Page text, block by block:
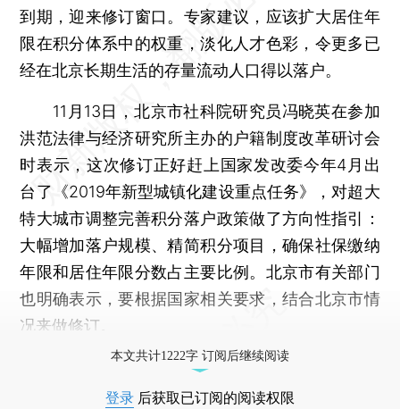
到期，迎来修订窗口。专家建议，应该扩大居住年
限在积分体系中的权重，淡化人才色彩，令更多已
经在北京长期生活的存量流动人口得以落户。
11月13日，北京市社科院研究员冯晓英在参加
洪范法律与经济研究所主办的户籍制度改革研讨会
时表示，这次修订正好赶上国家发改委今年4月出
台了《2019年新型城镇化建设重点任务》，对超大
特大城市调整完善积分落户政策做了方向性指引：
大幅增加落户规模、精简积分项目，确保社保缴纳
年限和居住年限分数占主要比例。北京市有关部门
也明确表示，要根据国家相关要求，结合北京市情
况来做修订。
本文共计1222字 订阅后继续阅读
登录 后获取已订阅的阅读权限